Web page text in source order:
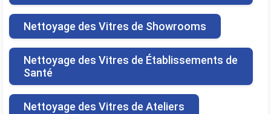
Nettoyage des Vitres de Showrooms
Nettoyage des Vitres de Établissements de
Santé
Nettoyage des Vitres de Ateliers